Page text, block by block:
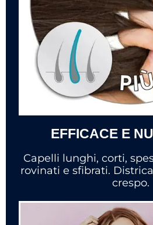
EFFICACE E
Capelli lunghi, corti,
rovinati e sfibrati.
crespo.